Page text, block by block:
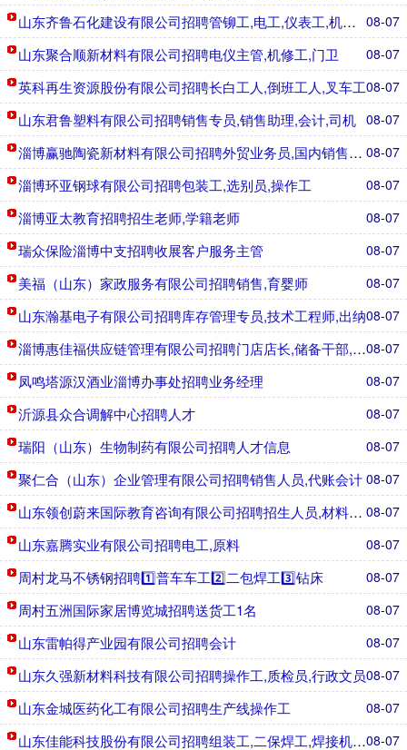
08-07
山东齐鲁石化建设有限公司招聘管铆工,电工,仪表工,机械工
08-07
山东聚合顺新材料有限公司招聘电仪主管,机修工,门卫
08-07
英科再生资源股份有限公司招聘长白工人,倒班工人,叉车工
08-07
山东君鲁塑料有限公司招聘销售专员,销售助理,会计,司机
08-07
淄博赢驰陶瓷新材料有限公司招聘外贸业务员,国内销售人员
08-07
淄博环亚钢球有限公司招聘包装工,选别员,操作工
08-07
淄博亚太教育招聘招生老师,学籍老师
08-07
瑞众保险淄博中支招聘收展客户服务主管
08-07
美福（山东）家政服务有限公司招聘销售,育婴师
08-07
山东瀚基电子有限公司招聘库存管理专员,技术工程师,出纳
08-07
淄博惠佳福供应链管理有限公司招聘门店店长,储备干部,生鲜
08-07
凤鸣塔源汉酒业淄博办事处招聘业务经理
08-07
沂源县众合调解中心招聘人才
08-07
瑞阳（山东）生物制药有限公司招聘人才信息
08-07
聚仁合（山东）企业管理有限公司招聘销售人员,代账会计
08-07
山东领创蔚来国际教育咨询有限公司招聘招生人员,材料人员,
08-07
山东嘉腾实业有限公司招聘电工,原料
08-07
周村龙马不锈钢招聘1️⃣普车车工2️⃣二包焊工3️⃣钻床
08-07
周村五洲国际家居博览城招聘送货工1名
08-07
山东雷帕得产业园有限公司招聘会计
08-07
山东久强新材料科技有限公司招聘操作工,质检员,行政文员
08-07
山东金城医药化工有限公司招聘生产线操作工
08-07
山东佳能科技股份有限公司招聘组装工,二保焊工,焊接机器人